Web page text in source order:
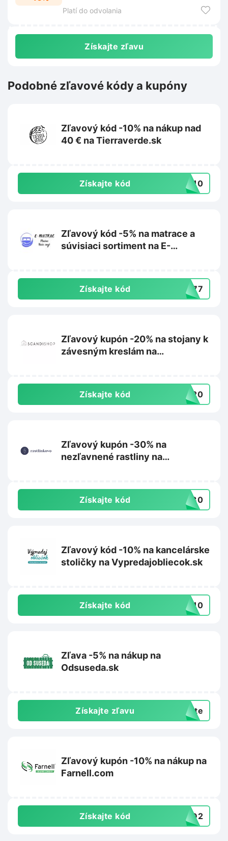
Platí do odvolania
Získajte zľavu
Podobné zľavové kódy a kupóny
Zľavový kód -10% na nákup nad
40 € na Tierraverde.sk
Získajte kód IL10
Zľavový kód -5% na matrace a
súvisiaci sortiment na E-
Získajte kód L777
Zľavový kupón -20% na stojany k
závesným kreslám na
Získajte kód US20
Zľavový kupón -30% na
nezľavnené rastliny na
Získajte kód aj30
Zľavový kód -10% na kancelárske
stoličky na Vypredajobliecok.sk
Získajte kód IA10
Zľava -5% na nákup na
Odsuseda.sk
Získajte zľavu exte
Zľavový kupón -10% na nákup na
Farnell.com
Získajte kód 4BD2